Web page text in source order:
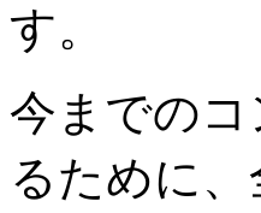
す。
今までの
るために